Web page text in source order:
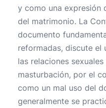
y como una expresión
del matrimonio. La
documento
reformadas, discute el
las relaciones
masturbación, por el
como un mal uso del
generalmente se